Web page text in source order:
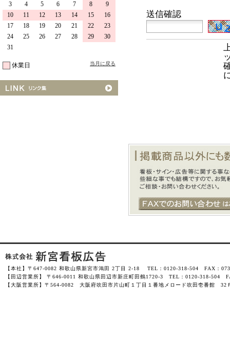
送信確認
3
4 5 6 7 8
9
10
11 12 13 14 15
16
17
18 19 20 21 22
23
24
25 26 27 28 29
30
31
休業日 当月に戻る
【本社】〒647-0082 和歌山県新宮市鴻田 2丁目 2-18 TEL：0120-318-504 FAX：
【田辺営業所】 〒646-0011 和歌山県田辺市新庄町田鶴1720-3 TEL：0120-318-504
【大阪営業所】〒564-0082 大阪府吹田市片山町１丁目１番地メロード吹田壱番館